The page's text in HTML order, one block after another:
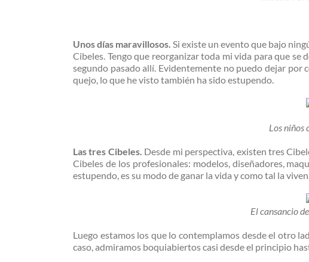
Unos días maravillosos. Si existe un evento que bajo
Cibeles. Tengo que reorganizar toda mi vida para que se
segundo pasado allí. Evidentemente no puedo dejar por
quejo, lo que he visto también ha sido estupendo.
Los niños
Las tres Cibeles. Desde mi perspectiva, existen tres
Cibeles de los profesionales: modelos, diseñadores,
estupendo, es su modo de ganar la vida y como tal la
El cansancio
Luego estamos los que lo contemplamos desde el otro
caso, admiramos boquiabiertos casi desde el principio